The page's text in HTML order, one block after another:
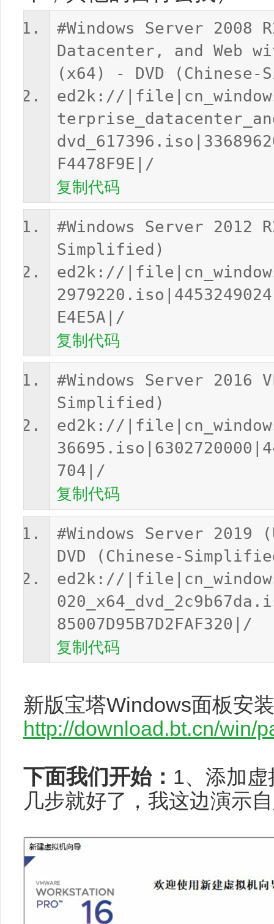
#Windows Server
Datacenter, and Web
(x64) - DVD
ed2k://
F4478F9E|/
复制代码
#Windows Server 2012
Simplified)
ed2k://
E4E5A|/
复制代码
#Windows Server 2016
Simplified)
ed2k://
704|/
复制代码
#Windows Server
DVD (Chinese-
ed2k://
85007D95B7D2FAF320|/
复制代码
新版宝塔Windows面板安
http://download.bt.cn/win/
下面我们开始： 1、添加
几步就好了，我这边演示